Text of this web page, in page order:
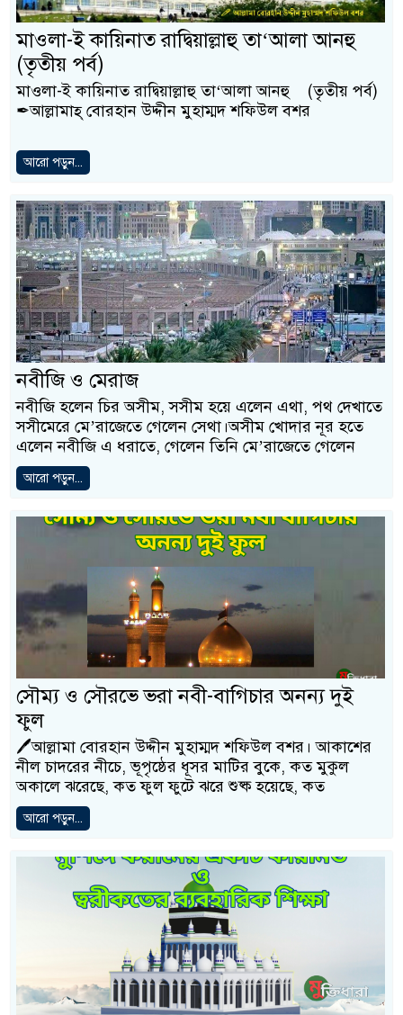
মাওলা-ই কায়িনাত রাদ্বিয়াল্লাহু তা‘আলা আনহু
(তৃতীয় পর্ব)
মাওলা-ই কায়িনাত রাদ্বিয়াল্লাহু তা‘আলা আনহু (তৃতীয় পর্ব)
✒আল্লামাহ্ বোরহান উদ্দীন মুহাম্মদ শফিউল বশর
আরো পড়ুন...
নবীজি ও মেরাজ
নবীজি হলেন চির অসীম, সসীম হয়ে এলেন এথা, পথ দেখাতে
সসীমেরে মে’রাজেতে গেলেন সেথা।অসীম খোদার নূর হতে
এলেন নবীজি এ ধরাতে, গেলেন তিনি মে’রাজেতে গেলেন
আরো পড়ুন...
সৌম্য ও সৌরভে ভরা নবী-বাগিচার অনন্য দুই
ফুল
🖊আল্লামা বোরহান উদ্দীন মুহাম্মদ শফিউল বশর। আকাশের
নীল চাদরের নীচে, ভূপৃষ্ঠের ধূসর মাটির বুকে, কত মুকুল
অকালে ঝরেছে, কত ফুল ফুটে ঝরে শুষ্ক হয়েছে, কত
আরো পড়ুন...